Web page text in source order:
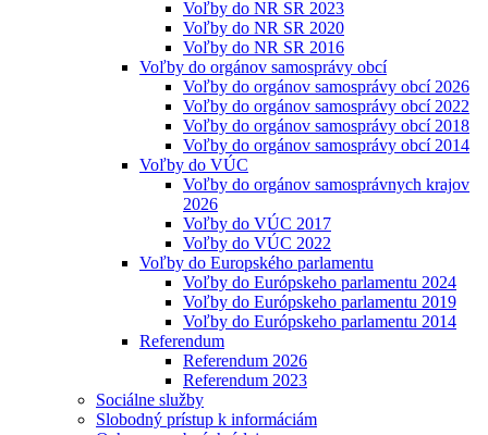
Voľby do NR SR 2023
Voľby do NR SR 2020
Voľby do NR SR 2016
Voľby do orgánov samosprávy obcí
Voľby do orgánov samosprávy obcí 2026
Voľby do orgánov samosprávy obcí 2022
Voľby do orgánov samosprávy obcí 2018
Voľby do orgánov samosprávy obcí 2014
Voľby do VÚC
Voľby do orgánov samosprávnych krajov
2026
Voľby do VÚC 2017
Voľby do VÚC 2022
Voľby do Europského parlamentu
Voľby do Európskeho parlamentu 2024
Voľby do Európskeho parlamentu 2019
Voľby do Európskeho parlamentu 2014
Referendum
Referendum 2026
Referendum 2023
Sociálne služby
Slobodný prístup k informáciám